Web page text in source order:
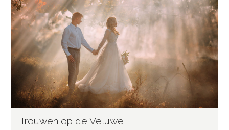
Trouwen op de Veluwe